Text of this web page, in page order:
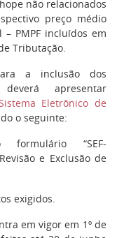
não relacionados
preço médio
PMPF incluídos em
Tributação.
a inclusão dos
apresentar
Eletrônico de
o seguinte:
“SEF-
e Exclusão de
exigidos.
em vigor em 1º de